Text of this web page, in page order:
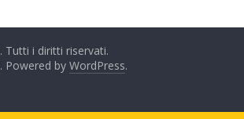
. Tutti i diritti riservati.
. Powered by WordPress.